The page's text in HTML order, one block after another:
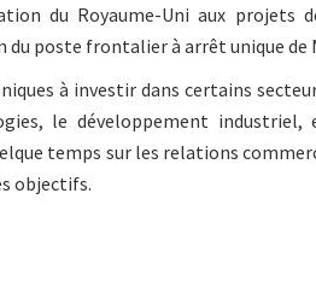
du Royaume-Uni aux projets
poste frontalier à arrêt unique de
à investir dans certains
le développement industriel,
temps sur les relations
objectifs.